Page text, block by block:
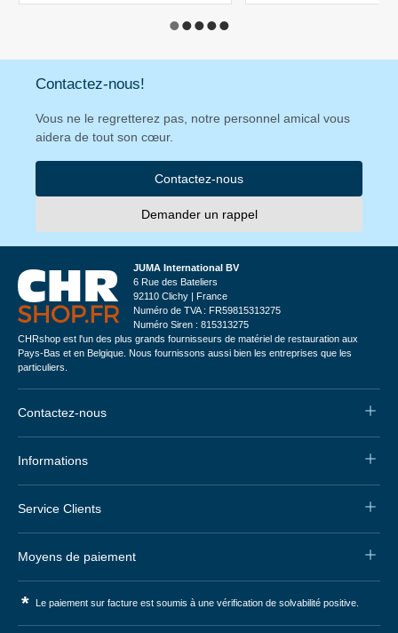
Contactez-nous!
Vous ne le regretterez pas, notre personnel amical vous
aidera de tout son cœur.
Contactez-nous
Demander un rappel
JUMA International BV
6 Rue des Bateliers
92110 Clichy | France
Numéro de TVA : FR59815313275
Numéro Siren : 815313275
CHRshop est l'un des plus grands fournisseurs de matériel de restauration aux
Pays-Bas et en Belgique. Nous fournissons aussi bien les entreprises que les
particuliers.
Contactez-nous
Informations
Service Clients
Moyens de paiement
* Le paiement sur facture est soumis à une vérification de solvabilité positive.